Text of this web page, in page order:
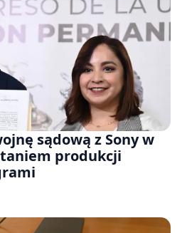
sądową z Sony w
produkcji